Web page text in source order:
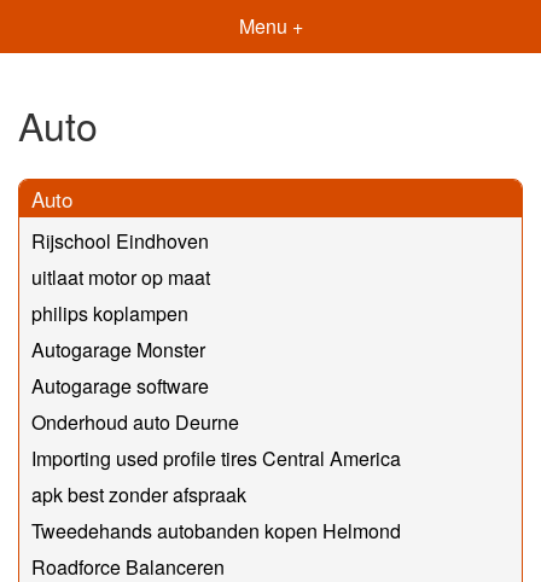
Menu +
Auto
Auto
Rijschool Eindhoven
uitlaat motor op maat
philips koplampen
Autogarage Monster
Autogarage software
Onderhoud auto Deurne
Importing used profile tires Central America
apk best zonder afspraak
Tweedehands autobanden kopen Helmond
Roadforce Balanceren